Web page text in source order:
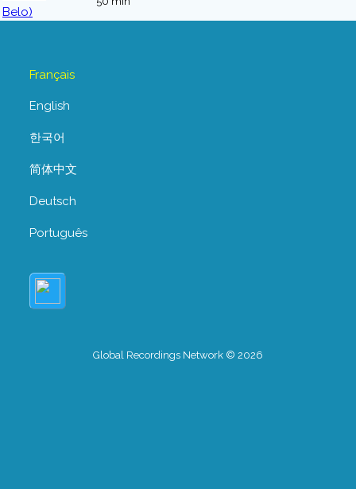
Français
English
한국어
简体中文
Deutsch
Português
Global Recordings Network © 2026